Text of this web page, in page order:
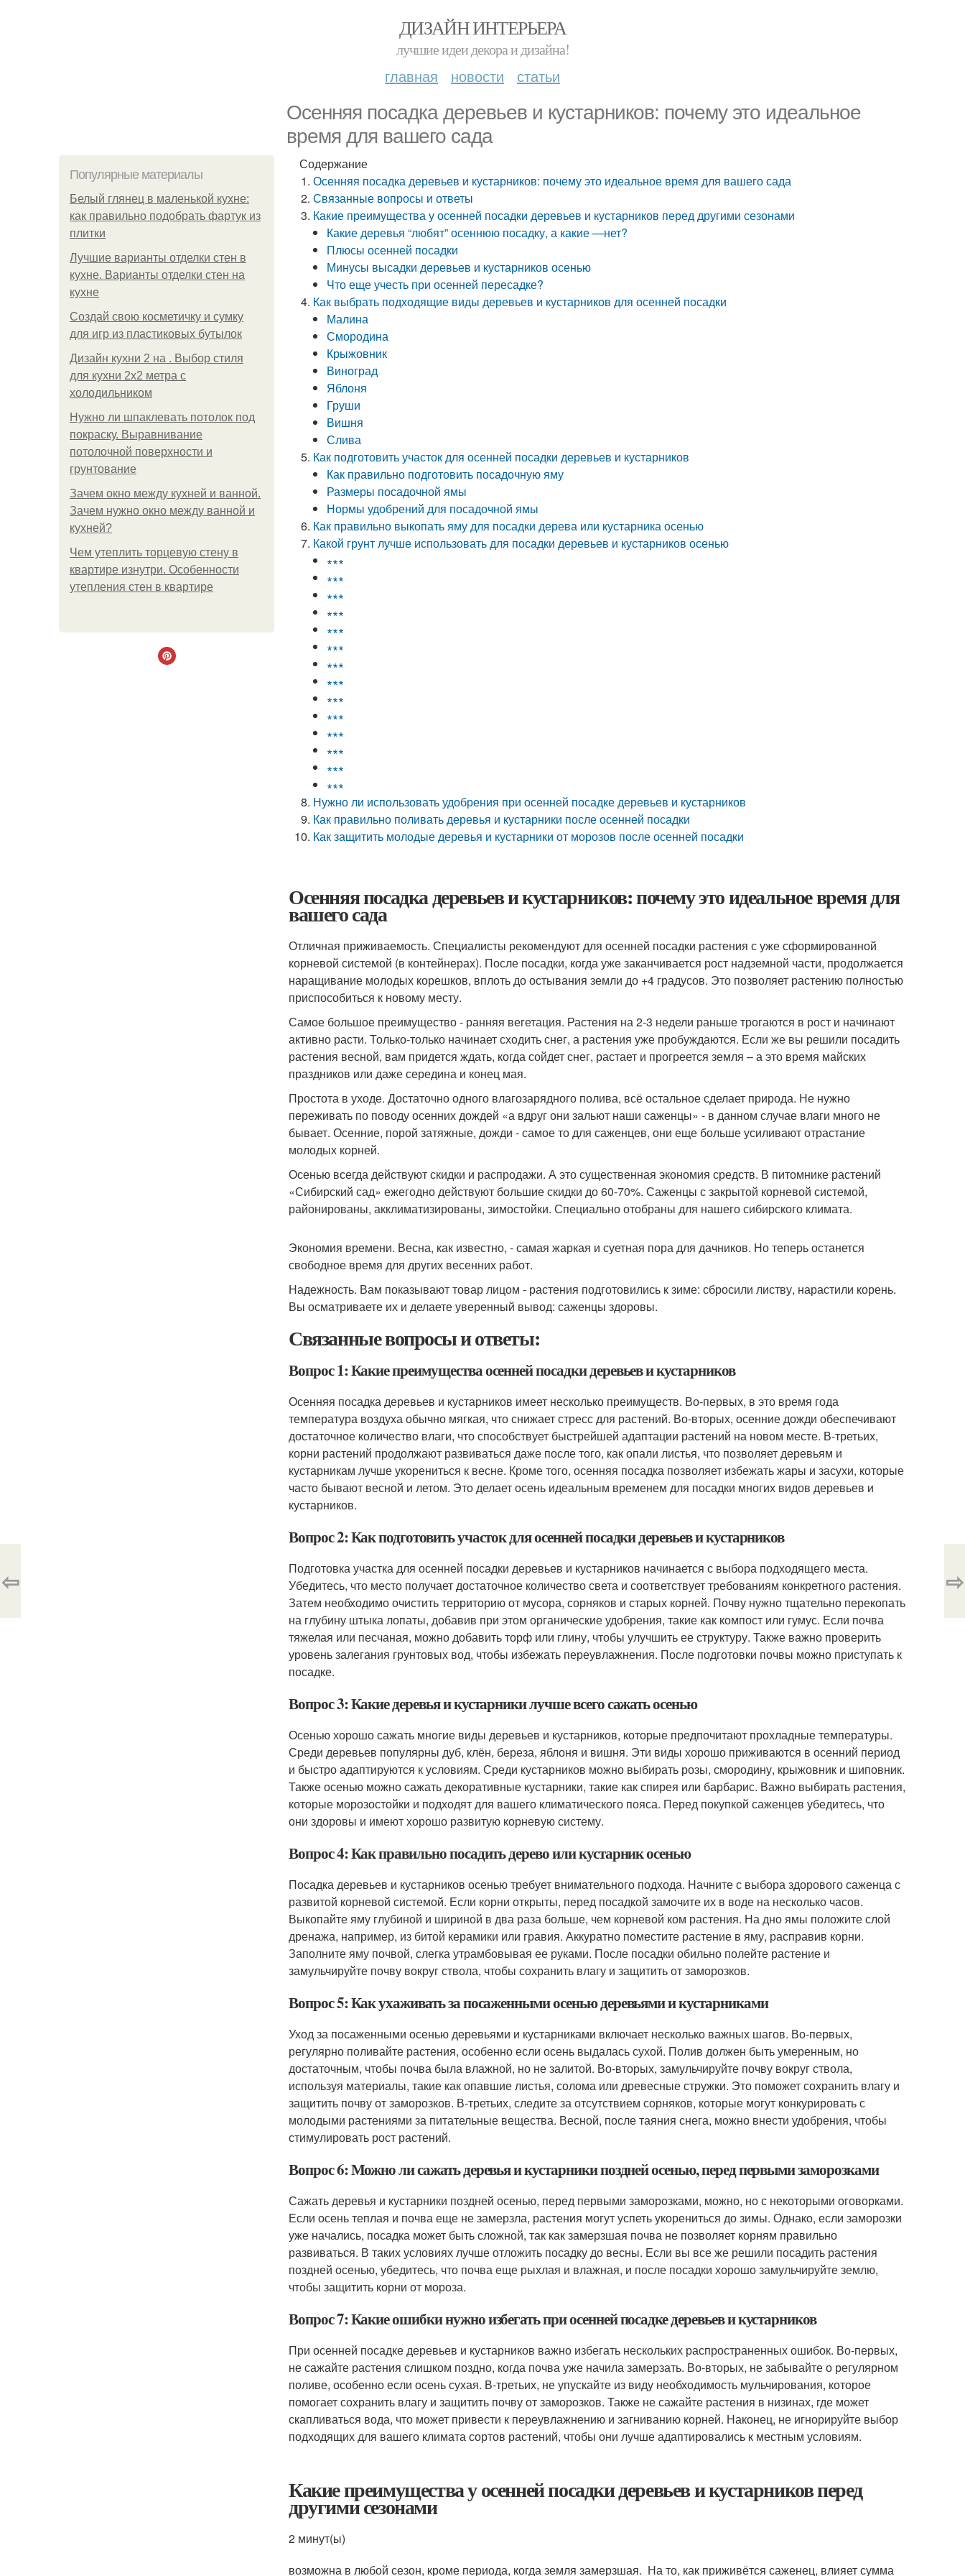
ДИЗАЙН ИНТЕРЬЕРА
лучшие идеи декора и дизайна!
главная новости статьи
Осенняя посадка деревьев и кустарников: почему это идеальное
время для вашего сада
Популярные материалы
Белый глянец в маленькой кухне:
как правильно подобрать фартук из
плитки
Лучшие варианты отделки стен в
кухне. Варианты отделки стен на
кухне
Создай свою косметичку и сумку
для игр из пластиковых бутылок
Дизайн кухни 2 на . Выбор стиля
для кухни 2х2 метра с
холодильником
Нужно ли шпаклевать потолок под
покраску. Выравнивание
потолочной поверхности и
грунтование
Зачем окно между кухней и ванной.
Зачем нужно окно между ванной и
кухней?
Чем утеплить торцевую стену в
квартире изнутри. Особенности
утепления стен в квартире
Содержание
Осенняя посадка деревьев и кустарников: почему это идеальное время для вашего сада
Связанные вопросы и ответы
Какие преимущества у осенней посадки деревьев и кустарников перед другими сезонами
Какие деревья “любят” осеннюю посадку, а какие —нет?
Плюсы осенней посадки
Минусы высадки деревьев и кустарников осенью
Что еще учесть при осенней пересадке?
Как выбрать подходящие виды деревьев и кустарников для осенней посадки
Малина
Смородина
Крыжовник
Виноград
Яблоня
Груши
Вишня
Слива
Как подготовить участок для осенней посадки деревьев и кустарников
Как правильно подготовить посадочную яму
Размеры посадочной ямы
Нормы удобрений для посадочной ямы
Как правильно выкопать яму для посадки дерева или кустарника осенью
Какой грунт лучше использовать для посадки деревьев и кустарников осенью
∗∗∗
∗∗∗
∗∗∗
∗∗∗
∗∗∗
∗∗∗
∗∗∗
∗∗∗
∗∗∗
∗∗∗
∗∗∗
∗∗∗
∗∗∗
∗∗∗
Нужно ли использовать удобрения при осенней посадке деревьев и кустарников
Как правильно поливать деревья и кустарники после осенней посадки
Как защитить молодые деревья и кустарники от морозов после осенней посадки
Осенняя посадка деревьев и кустарников: почему это идеальное время для
вашего сада
Отличная приживаемость. Специалисты рекомендуют для осенней посадки растения с уже сформированной
корневой системой (в контейнерах). После посадки, когда уже заканчивается рост надземной части, продолжается
наращивание молодых корешков, вплоть до остывания земли до +4 градусов. Это позволяет растению полностью
приспособиться к новому месту.
Самое большое преимущество - ранняя вегетация. Растения на 2-3 недели раньше трогаются в рост и начинают
активно расти. Только-только начинает сходить снег, а растения уже пробуждаются. Если же вы решили посадить
растения весной, вам придется ждать, когда сойдет снег, растает и прогреется земля – а это время майских
праздников или даже середина и конец мая.
Простота в уходе. Достаточно одного влагозарядного полива, всё остальное сделает природа. Не нужно
переживать по поводу осенних дождей «а вдруг они зальют наши саженцы» - в данном случае влаги много не
бывает. Осенние, порой затяжные, дожди - самое то для саженцев, они еще больше усиливают отрастание
молодых корней.
Осенью всегда действуют скидки и распродажи. А это существенная экономия средств. В питомнике растений
«Сибирский сад» ежегодно действуют большие скидки до 60-70%. Саженцы с закрытой корневой системой,
районированы, акклиматизированы, зимостойки. Специально отобраны для нашего сибирского климата.
Экономия времени. Весна, как известно, - самая жаркая и суетная пора для дачников. Но теперь останется
свободное время для других весенних работ.
Надежность. Вам показывают товар лицом - растения подготовились к зиме: сбросили листву, нарастили корень.
Вы осматриваете их и делаете уверенный вывод: саженцы здоровы.
Связанные вопросы и ответы:
Вопрос 1: Какие преимущества осенней посадки деревьев и кустарников
Осенняя посадка деревьев и кустарников имеет несколько преимуществ. Во-первых, в это время года
температура воздуха обычно мягкая, что снижает стресс для растений. Во-вторых, осенние дожди обеспечивают
достаточное количество влаги, что способствует быстрейшей адаптации растений на новом месте. В-третьих,
корни растений продолжают развиваться даже после того, как опали листья, что позволяет деревьям и
кустарникам лучше укорениться к весне. Кроме того, осенняя посадка позволяет избежать жары и засухи, которые
часто бывают весной и летом. Это делает осень идеальным временем для посадки многих видов деревьев и
кустарников.
Вопрос 2: Как подготовить участок для осенней посадки деревьев и кустарников
Подготовка участка для осенней посадки деревьев и кустарников начинается с выбора подходящего места.
Убедитесь, что место получает достаточное количество света и соответствует требованиям конкретного растения.
Затем необходимо очистить территорию от мусора, сорняков и старых корней. Почву нужно тщательно перекопать
на глубину штыка лопаты, добавив при этом органические удобрения, такие как компост или гумус. Если почва
тяжелая или песчаная, можно добавить торф или глину, чтобы улучшить ее структуру. Также важно проверить
уровень залегания грунтовых вод, чтобы избежать переувлажнения. После подготовки почвы можно приступать к
посадке.
Вопрос 3: Какие деревья и кустарники лучше всего сажать осенью
Осенью хорошо сажать многие виды деревьев и кустарников, которые предпочитают прохладные температуры.
Среди деревьев популярны дуб, клён, береза, яблоня и вишня. Эти виды хорошо приживаются в осенний период
и быстро адаптируются к условиям. Среди кустарников можно выбирать розы, смородину, крыжовник и шиповник.
Также осенью можно сажать декоративные кустарники, такие как спирея или барбарис. Важно выбирать растения,
которые морозостойки и подходят для вашего климатического пояса. Перед покупкой саженцев убедитесь, что
они здоровы и имеют хорошо развитую корневую систему.
Вопрос 4: Как правильно посадить дерево или кустарник осенью
Посадка деревьев и кустарников осенью требует внимательного подхода. Начните с выбора здорового саженца с
развитой корневой системой. Если корни открыты, перед посадкой замочите их в воде на несколько часов.
Выкопайте яму глубиной и шириной в два раза больше, чем корневой ком растения. На дно ямы положите слой
дренажа, например, из битой керамики или гравия. Аккуратно поместите растение в яму, расправив корни.
Заполните яму почвой, слегка утрамбовывая ее руками. После посадки обильно полейте растение и
замульчируйте почву вокруг ствола, чтобы сохранить влагу и защитить от заморозков.
Вопрос 5: Как ухаживать за посаженными осенью деревьями и кустарниками
Уход за посаженными осенью деревьями и кустарниками включает несколько важных шагов. Во-первых,
регулярно поливайте растения, особенно если осень выдалась сухой. Полив должен быть умеренным, но
достаточным, чтобы почва была влажной, но не залитой. Во-вторых, замульчируйте почву вокруг ствола,
используя материалы, такие как опавшие листья, солома или древесные стружки. Это поможет сохранить влагу и
защитить почву от заморозков. В-третьих, следите за отсутствием сорняков, которые могут конкурировать с
молодыми растениями за питательные вещества. Весной, после таяния снега, можно внести удобрения, чтобы
стимулировать рост растений.
Вопрос 6: Можно ли сажать деревья и кустарники поздней осенью, перед первыми заморозками
Сажать деревья и кустарники поздней осенью, перед первыми заморозками, можно, но с некоторыми оговорками.
Если осень теплая и почва еще не замерзла, растения могут успеть укорениться до зимы. Однако, если заморозки
уже начались, посадка может быть сложной, так как замерзшая почва не позволяет корням правильно
развиваться. В таких условиях лучше отложить посадку до весны. Если вы все же решили посадить растения
поздней осенью, убедитесь, что почва еще рыхлая и влажная, и после посадки хорошо замульчируйте землю,
чтобы защитить корни от мороза.
Вопрос 7: Какие ошибки нужно избегать при осенней посадке деревьев и кустарников
При осенней посадке деревьев и кустарников важно избегать нескольких распространенных ошибок. Во-первых,
не сажайте растения слишком поздно, когда почва уже начила замерзать. Во-вторых, не забывайте о регулярном
поливе, особенно если осень сухая. В-третьих, не упускайте из виду необходимость мульчирования, которое
помогает сохранить влагу и защитить почву от заморозков. Также не сажайте растения в низинах, где может
скапливаться вода, что может привести к переувлажнению и загниванию корней. Наконец, не игнорируйте выбор
подходящих для вашего климата сортов растений, чтобы они лучше адаптировались к местным условиям.
Какие преимущества у осенней посадки деревьев и кустарников перед
другими сезонами
2 минут(ы)
возможна в любой сезон, кроме периода, когда земля замерзшая. На то, как приживётся саженец, влияет сумма
⇦ ⇨